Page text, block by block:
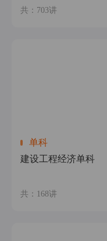
共：703讲
单科
建设工程经济单科
共：168讲